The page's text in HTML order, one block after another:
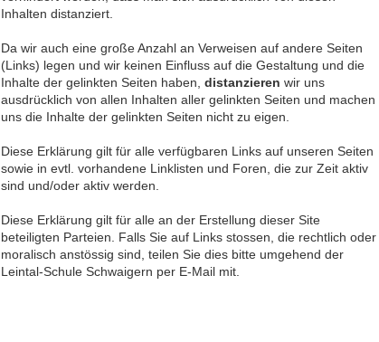
Inhalten distanziert.
Da wir auch eine große Anzahl an Verweisen auf andere Seiten
(Links) legen und wir keinen Einfluss auf die Gestaltung und die
Inhalte der gelinkten Seiten haben, distanzieren wir uns
ausdrücklich von allen Inhalten aller gelinkten Seiten und machen
uns die Inhalte der gelinkten Seiten nicht zu eigen.
Diese Erklärung gilt für alle verfügbaren Links auf unseren Seiten
sowie in evtl. vorhandene Linklisten und Foren, die zur Zeit aktiv
sind und/oder aktiv werden.
Diese Erklärung gilt für alle an der Erstellung dieser Site
beteiligten Parteien. Falls Sie auf Links stossen, die rechtlich oder
moralisch anstössig sind, teilen Sie dies bitte umgehend der
Leintal-Schule Schwaigern per E-Mail mit.